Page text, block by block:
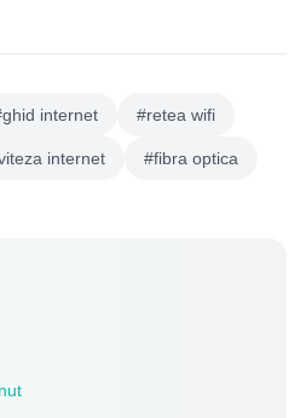
internet #retea wifi
internet #fibra optica